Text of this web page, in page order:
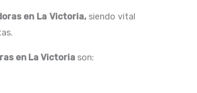
en La Victoria, siendo vital
en La Victoria son: